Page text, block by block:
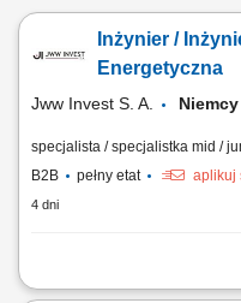
Inżynier /
Energetyczna
Jww Invest S. A.
specjalista / specjalistka mid /
B2B
pełny etat aplikuj
4 dni
Zakres obowiązków: